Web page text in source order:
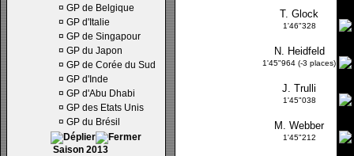
¤ GP de Belgique
¤ GP d'Italie
¤ GP de Singapour
¤ GP du Japon
¤ GP de Corée du Sud
¤ GP d'Inde
¤ GP d'Abu Dhabi
¤ GP des Etats Unis
¤ GP du Brésil
Saison 2013
T. Glock
1'46"328
N. Heidfeld
1'45"964 (-3 places)
J. Trulli
1'45"038
M. Webber
1'45"212